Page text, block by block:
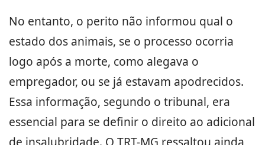
No entanto, o perito não informou qual o
estado dos animais, se o processo ocorria
logo após a morte, como alegava o
empregador, ou se já estavam apodrecidos.
Essa informação, segundo o tribunal, era
essencial para se definir o direito ao adicional
de insalubridade. O TRT-MG ressaltou ainda